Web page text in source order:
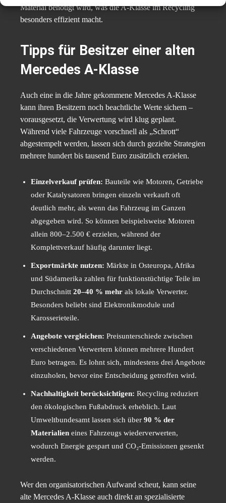
Material benötigt wird, was die A-Klasse im Recycling
besonders effizient macht.
Tipps für Besitzer einer alten
Mercedes A-Klasse
Auch eine in die Jahre gekommene Mercedes A-Klasse
kann ihren Besitzern noch beachtliche Werte sichern –
vorausgesetzt, die Verwertung wird klug geplant.
Während viele Fahrzeuge vorschnell als „Schrott“
abgestempelt werden, lassen sich durch gezielte Strategien
mehrere hundert bis tausend Euro zusätzlich erzielen.
Einzelverkauf prüfen: Bauteile wie Motoren, Getriebe
oder Katalysatoren bringen einzeln verkauft oft
deutlich mehr, als wenn das Fahrzeug im Ganzen
abgegeben wird. So können beispielsweise Motoren
allein 800–2.500 € erzielen, während der
Komplettverkauf häufig darunter liegt.
Exportmärkte nutzen: Märkte in Osteuropa, Afrika
und Südamerika zahlen für funktionstüchtige Teile im
Durchschnitt 20–40 % mehr als lokale Verwerter.
Besonders beliebt sind Elektronikmodule und
Karosserieteile.
Angebote vergleichen: Preisunterschiede zwischen
verschiedenen Verwertern können mehrere Hundert
Euro betragen. Es lohnt sich, mindestens drei Angebote
einzuholen, bevor eine Entscheidung getroffen wird.
Nachhaltigkeit berücksichtigen: Recycling reduziert
den ökologischen Fußabdruck erheblich. Laut
Umweltbundesamt lassen sich über 90 % der
Materialien eines Fahrzeugs wiederverwerten,
wodurch Energie gespart und CO₂-Emissionen gesenkt
werden.
Wer den organisatorischen Aufwand scheut, kann seine
alte Mercedes A-Klasse auch direkt an spezialisierte